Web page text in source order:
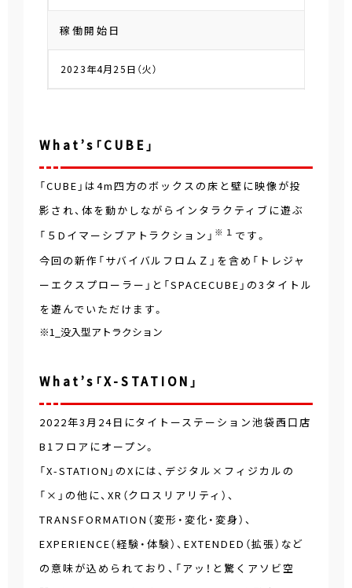
稼働開始日
2023年4月25日（火）
What’s「CUBE」
「CUBE」は4m四方のボックスの床と壁に映像が投
影され、体を動かしながらインタラクティブに遊ぶ
「５Dイマーシブアトラクション」 ※１ です。
今回の新作「サバイバルフロムＺ」を含め「トレジャ
ーエクスプローラー」と「SPACECUBE」の3タイトル
を遊んでいただけます。
※1_没入型アトラクション
What’s「X-STATION」
2022年3月24日にタイトーステーション池袋西口店
B1フロアにオープン。
「X-STATION」のXには、デジタル×フィジカルの
「×」の他に、XR（クロスリアリティ）、
TRANSFORMATION（変形・変化・変身）、
EXPERIENCE（経験・体験）、EXTENDED（拡張）など
の意味が込められており、「アッ！と驚くアソビ空